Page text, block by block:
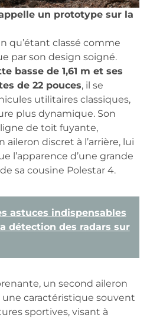
un prototype sur la
qu’étant classé comme
par son design soigné.
basse de 1,61 m et ses
de 22 pouces, il se
utilitaires classiques,
plus dynamique. Son
de toit fuyante,
aileron discret à l’arrière, lui
l’apparence d’une grande
sa cousine Polestar 4.
astuces indispensables
détection des radars sur
un second aileron
une caractéristique souvent
sportives, visant à